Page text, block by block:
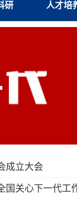
研 人才培
成立大会
国关心下一代工